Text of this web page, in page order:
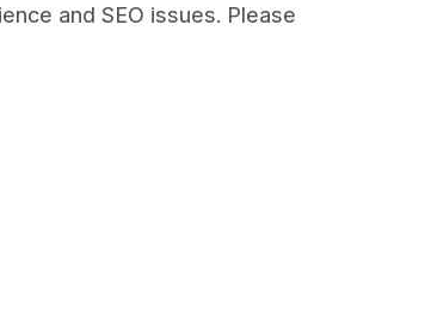
and SEO issues. Please